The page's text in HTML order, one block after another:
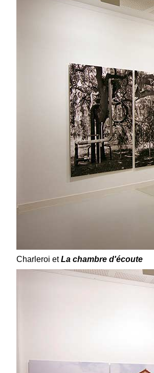
Charleroi etLa chambre d'écoute